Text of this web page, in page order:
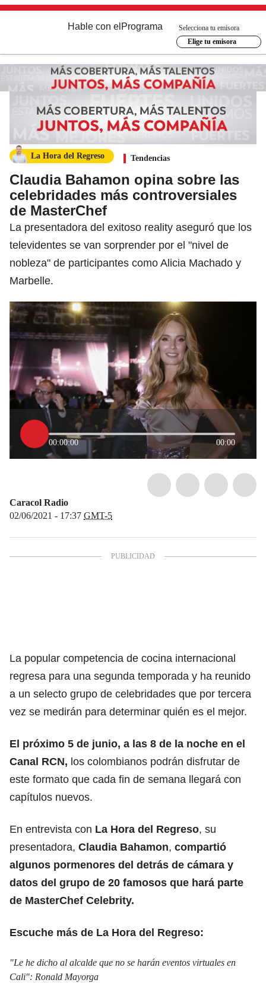
Hable con el Programa
Selecciona tu emisora
Elige tu emisora
La Hora del Regreso Tendencias
Claudia Bahamon opina sobre las
celebridades más controversiales
de MasterChef
La presentadora del exitoso reality aseguró que los
televidentes se van sorprender por el "nivel de
nobleza" de participantes como Alicia Machado y
Marbelle.
00:00:00 00:00
Caracol Radio
02/06/2021 - 17:37 GMT-5
La popular competencia de cocina internacional
regresa para una segunda temporada y ha reunido
a un selecto grupo de celebridades que por tercera
vez se medirán para determinar quién es el mejor.
El próximo 5 de junio, a las 8 de la noche en el
Canal RCN, los colombianos podrán disfrutar de
este formato que cada fin de semana llegará con
capítulos nuevos.
En entrevista con La Hora del Regreso, su
presentadora, Claudia Bahamon, compartió
algunos pormenores del detrás de cámara y
datos del grupo de 20 famosos que hará parte
de MasterChef Celebrity.
Escuche más de La Hora del Regreso:
"Le he dicho al alcalde que no se harán eventos virtuales en
Cali": Ronald Mayorga